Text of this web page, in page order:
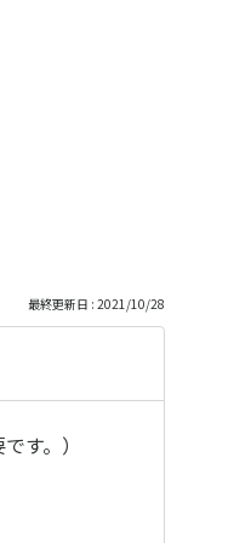
最終更新日 : 2021/10/28
す。）